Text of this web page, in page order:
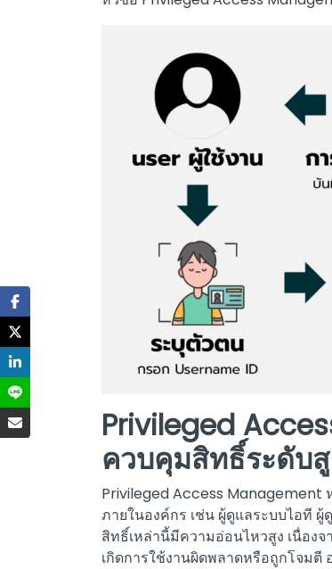
Privileged
ควบคุมสิทธิ์ระดับ
Privileged Access Management
ภายในองค์กร เช่น ผู้ดูแลระบบไอที
สิทธิ์เหล่านี้มีความอ่อนไหวสูง เนื่อง
เกิดการใช้งานผิดพลาดหรือถูกโจมตี